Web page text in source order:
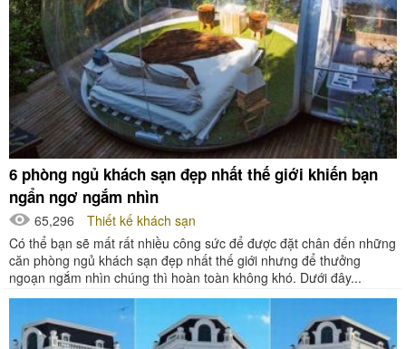
6 phòng ngủ khách sạn đẹp nhất thế giới khiến bạn
ngẩn ngơ ngắm nhìn
65,296
Thiết kế khách sạn
Có thể bạn sẽ mất rất nhiều công sức để được đặt chân đến những
căn phòng ngủ khách sạn đẹp nhất thế giới nhưng để thưởng
ngoạn ngắm nhìn chúng thì hoàn toàn không khó. Dưới đây...